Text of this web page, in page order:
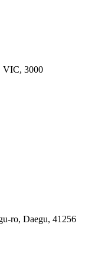
VIC, 3000
ro, Daegu, 41256